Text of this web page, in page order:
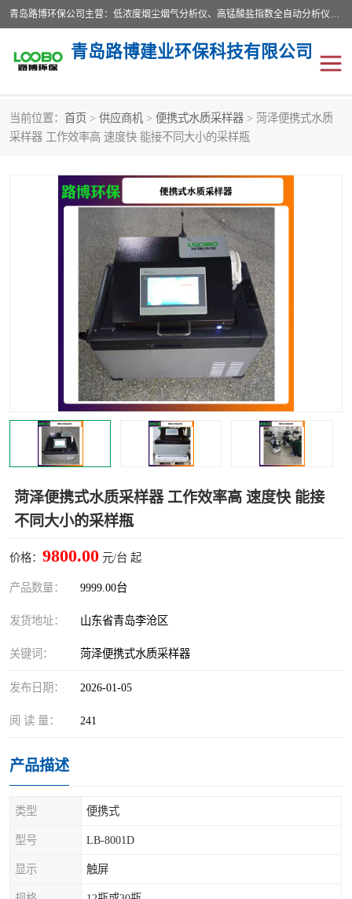
青岛路博环保公司主营：低浓度烟尘烟气分析仪、高锰酸盐指数全自动分析仪、便携式超声波明渠流量计、便携式水质采样器、恒温恒湿称重系统、手持式油烟检测仪等;是一家集环保科研、设计、生产、维护、销售和系统集成为一体的综合性高科技企业。路博人秉承"科学技术是第一生产力的重要理念，倡导环境友好型的生产、生活和消费方式。
青岛路博建业环保科技有限公司
当前位置： 首页 > 供应商机 > 便携式水质采样器 > 菏泽便携式水质
采样器 工作效率高 速度快 能接不同大小的采样瓶
菏泽便携式水质采样器 工作效率高 速度快 能接
不同大小的采样瓶
价格： 9800.00 元/台 起
产品数量： 9999.00台
发货地址： 山东省青岛李沧区
关键词： 菏泽便携式水质采样器
发布日期： 2026-01-05
阅 读 量： 241
产品描述
类型 便携式
型号 LB-8001D
显示 触屏
生物安全柜 气体检测仪
水质检测仪 手持式油烟检测仪
恒温恒湿称重系统 二恶英采集器
实验室仪器 LB-8110降水降尘采样器
便携式水质采样器 LB-7035油气回收
便携式超声波明渠流量计 大气环境采样器
LB-4200高锰酸盐指数仪 LB-62便携式烟气分析仪
烟尘烟气设备 大气采样器
粉尘设备
新宇宙仪器
烟尘净化器